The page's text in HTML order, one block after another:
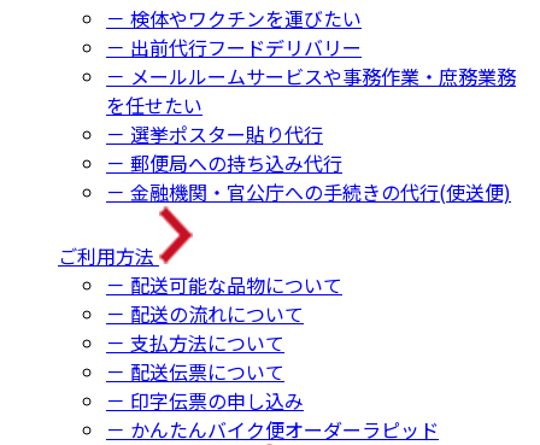
－ 検体やワクチンを運びたい
－ 出前代行フードデリバリー
－ メールルームサービスや事務作業・庶務業務
を任せたい
－ 選挙ポスター貼り代行
－ 郵便局への持ち込み代行
－ 金融機関・官公庁への手続きの代行(使送便)
ご利用方法
－ 配送可能な品物について
－ 配送の流れについて
－ 支払方法について
－ 配送伝票について
－ 印字伝票の申し込み
－ かんたんバイク便オーダーラピッド